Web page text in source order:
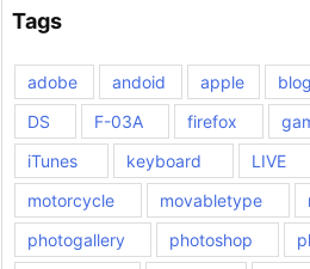
Tags
adobe andoid apple blog
DS
F-03A firefox
iTunes
keyboard LIVE
motorcycle
movabletype
photogallery
photoshop